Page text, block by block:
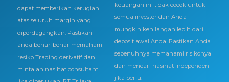
dapat memberikan kerugian
atas seluruh margin yang
diperdagangkan. Pastikan
anda benar-benar memahami
resiko Trading derivatif dan
mintalah nasihat consultant
keuangan ini tidak cocok untuk
semua investor dan Anda
mungkin kehilangan lebih dari
deposit awal Anda. Pastikan Anda
sepenuhnya memahami risikonya
dan mencari nasihat independen
jika perlu.